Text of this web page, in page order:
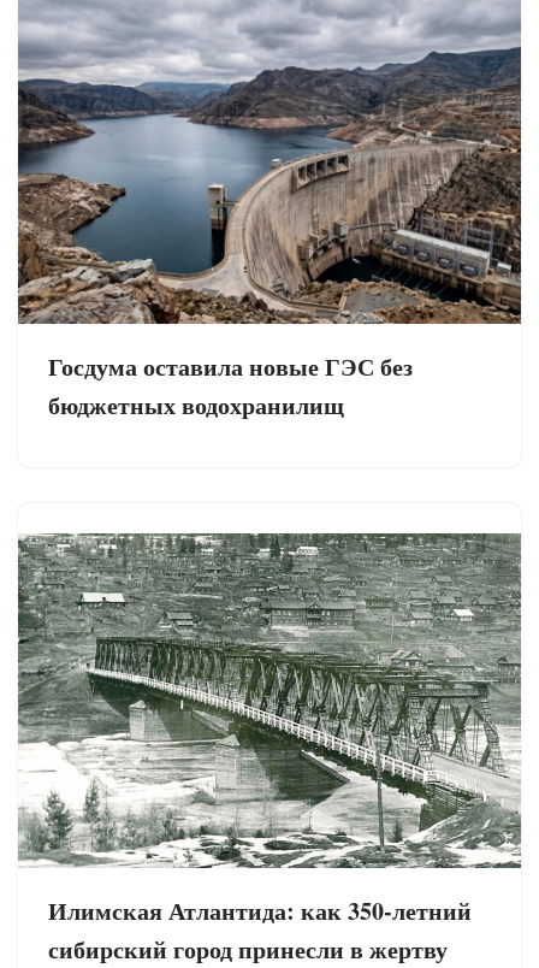
Госдума оставила новые ГЭС без
бюджетных водохранилищ
Илимская Атлантида: как 350-летний
сибирский город принесли в жертву